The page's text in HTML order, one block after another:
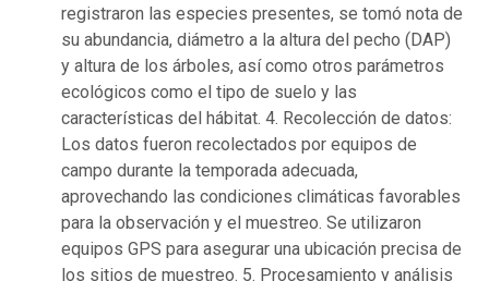
registraron las especies presentes, se tomó nota de
su abundancia, diámetro a la altura del pecho (DAP)
y altura de los árboles, así como otros parámetros
ecológicos como el tipo de suelo y las
características del hábitat. 4. Recolección de datos:
Los datos fueron recolectados por equipos de
campo durante la temporada adecuada,
aprovechando las condiciones climáticas favorables
para la observación y el muestreo. Se utilizaron
equipos GPS para asegurar una ubicación precisa de
los sitios de muestreo. 5. Procesamiento y análisis